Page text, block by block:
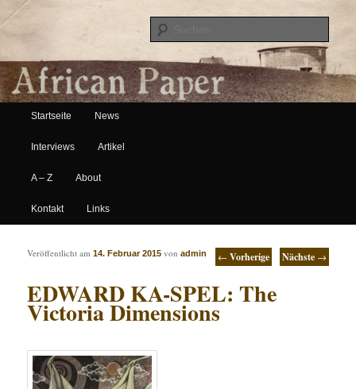
African Paper
Hauptmenü
Zum Inhalt wechseln
Zum sekundären Inhalt wechseln
Startseite News
Interviews Artikel
A – Z About
Kontakt Links
Artikelnavigation ← Vorherige Nächste →
EDWARD KA-SPEL: The
Victoria Dimensions
Veröffentlicht am14. Februar 2015 vonadmin